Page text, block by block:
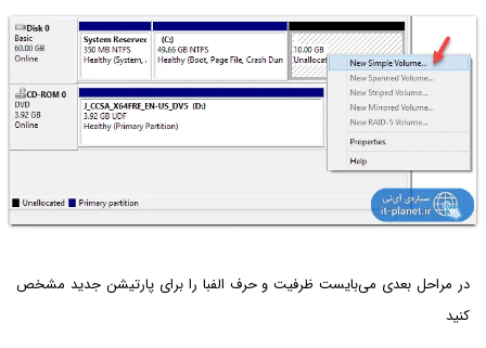
در مراحل بعدی می‌بایست ظرفیت و حرف الفبا را برای پارتیشن جدید مشخص
کنید